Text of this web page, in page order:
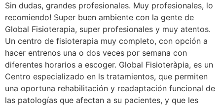
Sin dudas, grandes profesionales. Muy profesionales, lo
recomiendo! Super buen ambiente con la gente de
Global Fisioterapia, super profesionales y muy atentos.
Un centro de fisioterapia muy completo, con opción a
hacer entrenos una o dos veces por semana con
diferentes horarios a escoger. Global Fisioteràpia, es un
Centro especializado en ls tratamientos, que permiten
una oportuna rehabilitación y readaptación funcional de
las patologías que afectan a su pacientes, y que les